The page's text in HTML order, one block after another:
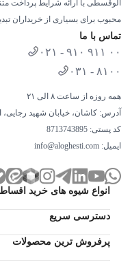
تماس با ما
۰۲۱ - ۹۱۰ ۹۱۱ ۰۰
۰۳۱ - ۸۱۰۰
همه روزه از ساعت ۸ الی ۲۱
آدرس: کاشان، خیابان شهید رجایی،
کد پستی: 8713743895
ایمیل: info@aloghesti.com
انواع شیوه های خرید
دسترسی سریع
پرفروش ترین محصولات
الوقسطی با ارائه شرایط پرداخت
محبوب برای بسیاری از خریداران